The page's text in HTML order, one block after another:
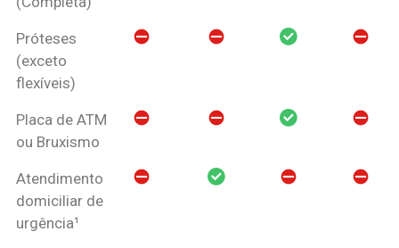
Próteses
(exceto
flexíveis)
Placa de ATM
ou Bruxismo
Atendimento
domiciliar de
urgência¹